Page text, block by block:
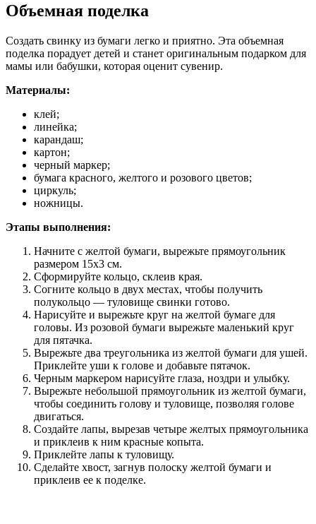
Объемная поделка
Создать свинку из бумаги легко и приятно. Эта объемная
поделка порадует детей и станет оригинальным подарком для
мамы или бабушки, которая оценит сувенир.
Материалы:
клей;
линейка;
карандаш;
картон;
черный маркер;
бумага красного, желтого и розового цветов;
циркуль;
ножницы.
Этапы выполнения:
Начните с желтой бумаги, вырежьте прямоугольник
размером 15х3 см.
Сформируйте кольцо, склеив края.
Согните кольцо в двух местах, чтобы получить
полукольцо — туловище свинки готово.
Нарисуйте и вырежьте круг на желтой бумаге для
головы. Из розовой бумаги вырежьте маленький круг
для пятачка.
Вырежьте два треугольника из желтой бумаги для ушей.
Приклейте уши к голове и добавьте пятачок.
Черным маркером нарисуйте глаза, ноздри и улыбку.
Вырежьте небольшой прямоугольник из желтой бумаги,
чтобы соединить голову и туловище, позволяя голове
двигаться.
Создайте лапы, вырезав четыре желтых прямоугольника
и приклеив к ним красные копыта.
Приклейте лапы к туловищу.
Сделайте хвост, загнув полоску желтой бумаги и
приклеив ее к поделке.